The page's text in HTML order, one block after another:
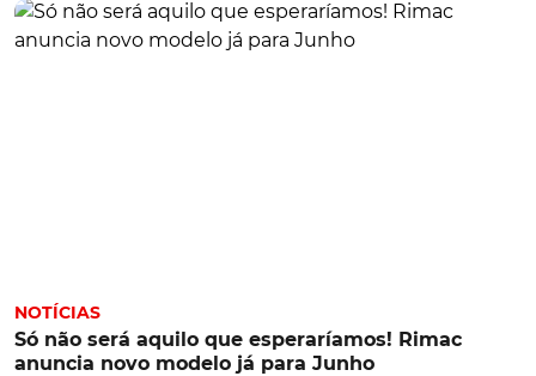
NOTÍCIAS
Só não será aquilo que esperaríamos! Rimac
anuncia novo modelo já para Junho